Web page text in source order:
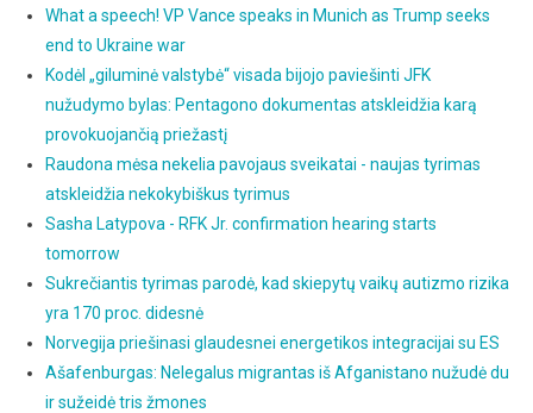
What a speech! VP Vance speaks in Munich as Trump seeks
end to Ukraine war
Kodėl „giluminė valstybė“ visada bijojo paviešinti JFK
nužudymo bylas: Pentagono dokumentas atskleidžia karą
provokuojančią priežastį
Raudona mėsa nekelia pavojaus sveikatai - naujas tyrimas
atskleidžia nekokybiškus tyrimus
Sasha Latypova - RFK Jr. confirmation hearing starts
tomorrow
Sukrečiantis tyrimas parodė, kad skiepytų vaikų autizmo rizika
yra 170 proc. didesnė
Norvegija priešinasi glaudesnei energetikos integracijai su ES
Ašafenburgas: Nelegalus migrantas iš Afganistano nužudė du
ir sužeidė tris žmones